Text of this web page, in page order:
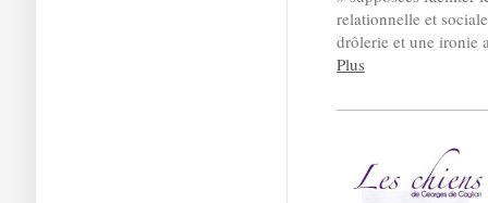
relationnelle et
drôlerie et une ironie
Plus